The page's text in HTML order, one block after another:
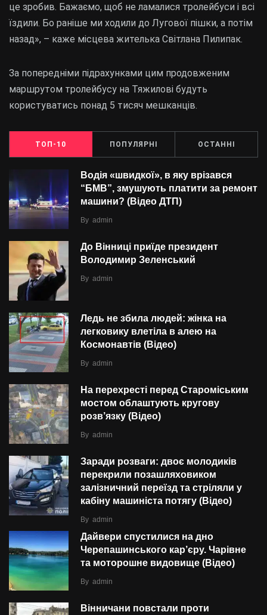
це зробив. Бажаємо, щоб не ламалися тролейбуси і всі
їздили. Бо раніше ми ходили до Лугової пішки, а потім
назад», – каже місцева жителька Світлана Пилипак.
За попередніми підрахунками цим продовженим
маршрутом тролейбусу на Тяжилові будуть
користуватись понад 5 тисяч мешканців.
ТОП-10 ПОПУЛЯРНІ ОСТАННІ
Водія «швидкої», в яку врізався
“БMВ”, змушують платити за ремонт
машини? (Відео ДТП)
By admin
До Вінниці приїде президент
Володимир Зеленський
By admin
Ледь не збила людей: жінка на
легковику влетіла в алею на
Космонавтів (Відео)
By admin
На перехресті перед Староміським
мостом облаштують кругову
розв’язку (Відео)
By admin
Заради розваги: двоє молодиків
перекрили позашляховиком
залізничний переїзд та стріляли у
кабіну машиніста потягу (Відео)
By admin
Дайвери спустилися на дно
Черепашинського кар’єру. Чарівне
та моторошне видовище (Відео)
By admin
Вінничани повстали проти